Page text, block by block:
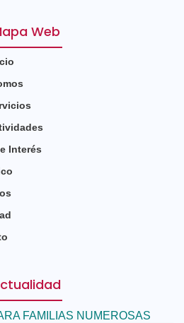
Web
Interés
FAMILIAS NUMEROSAS